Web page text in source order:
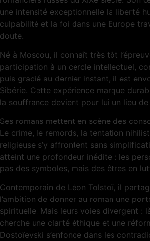
une intensité exceptionnelle la liberté
culpabilité et la foi dans une Europe
doute.
Né à Moscou, il connaît très tôt
participation à un cercle intellectuel,
puis gracié au dernier instant, il est
Sibérie. Cette expérience marque
la souffrance devient pour lui un lieu de
Ses romans mettent en scène des
Le crime, le remords, la tentation
religieuse s’y affrontent sans
atteint une profondeur inédite : les
pas des symboles, mais des êtres en
Contemporain de Léon Tolstoï, il
l’ambition de donner au roman une
spirituelle. Mais leurs voies divergent :
cherche une clarté éthique et une
Dostoïevski s’enfonce dans les